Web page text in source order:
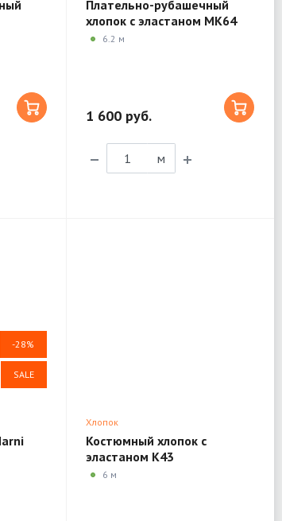
Плательно-рубашечный
хлопок с эластаном MK64
6.2 м
1 600 руб.
м
-28%
SALE
Хлопок
Костюмный хлопок с
эластаном K43
6 м